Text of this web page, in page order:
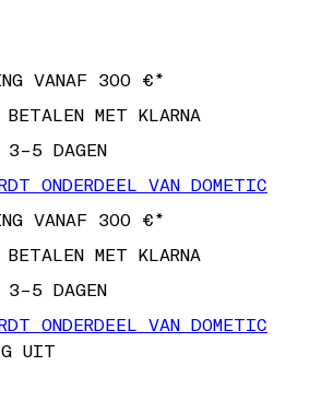
MET KLARNA
3–5 DAGEN
ONDERDEEL VAN DOMETIC
VANAF 300 €*
MET KLARNA
3–5 DAGEN
ONDERDEEL VAN DOMETIC
UIT